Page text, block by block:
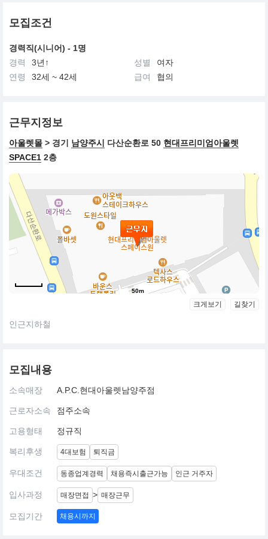
모집조건
경력직(시니어) - 1명
경력
3년↑ 성별
여자
연령
32세 ~ 42세 급여 협의
근무지정보
아울렛몰 > 경기 남양주시 다산순환로 50 현대프리미엄아울렛
SPACE1 2층
50m
크게보기 길찾기
인근지하철
모집내용
소속매장 A.P.C.현대아울렛남양주점
근로자소속 점주소속
고용형태 정규직
복리후생 4대보험 퇴직금
우대조건 동종업계경력 채용즉시출근가능 인근 거주자
입사과정 매장면접 > 매장근무
모집기간 채용시까지